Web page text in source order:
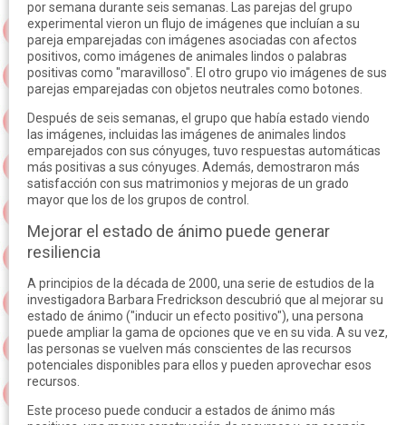
por semana durante seis semanas. Las parejas del grupo
experimental vieron un flujo de imágenes que incluían a su
pareja emparejadas con imágenes asociadas con afectos
positivos, como imágenes de animales lindos o palabras
positivas como "maravilloso". El otro grupo vio imágenes de sus
parejas emparejadas con objetos neutrales como botones.
Después de seis semanas, el grupo que había estado viendo
las imágenes, incluidas las imágenes de animales lindos
emparejados con sus cónyuges, tuvo respuestas automáticas
más positivas a sus cónyuges. Además, demostraron más
satisfacción con sus matrimonios y mejoras de un grado
mayor que los de los grupos de control.
Mejorar el estado de ánimo puede generar
resiliencia
A principios de la década de 2000, una serie de estudios de la
investigadora Barbara Fredrickson descubrió que al mejorar su
estado de ánimo ("inducir un efecto positivo"), una persona
puede ampliar la gama de opciones que ve en su vida. A su vez,
las personas se vuelven más conscientes de las recursos
potenciales disponibles para ellos y pueden aprovechar esos
recursos.
Este proceso puede conducir a estados de ánimo más